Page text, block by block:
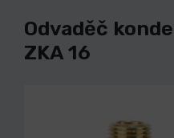
Odvaděč
ZKA 16